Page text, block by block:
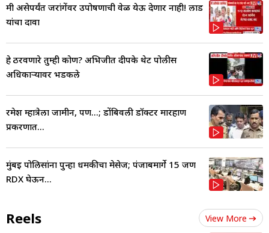
मी असेपर्यंत जरांगेंवर उपोषणाची वेळ येऊ देणार नाही! लाड
यांचा दावा
हे ठरवणारे तुम्ही कोण? अभिजीत दीपके थेट पोलीस
अधिकाऱ्यावर भडकले
रमेश म्हात्रेला जामीन, पण...; डोंबिवली डॉक्टर मारहाण
प्रकरणात...
मुंबई पोलिसांना पुन्हा धमकीचा मेसेज; पंजाबमार्गे 15 जण
RDX घेऊन...
Reels View More